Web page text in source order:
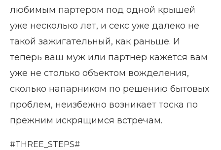
любимым партером под одной крышей
уже несколько лет, и секс уже далеко не
такой зажигательный, как раньше. И
теперь ваш муж или партнер кажется вам
уже не столько объектом вожделения,
сколько напарником по решению бытовых
проблем, неизбежно возникает тоска по
прежним искрящимся встречам.
#THREE_STEPS#